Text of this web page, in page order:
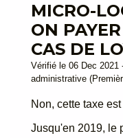
MICRO-
ON
CAS DE
Vérifié le 06 Dec 2021
administrative
Non, cette taxe
Jusqu'en 2019, le